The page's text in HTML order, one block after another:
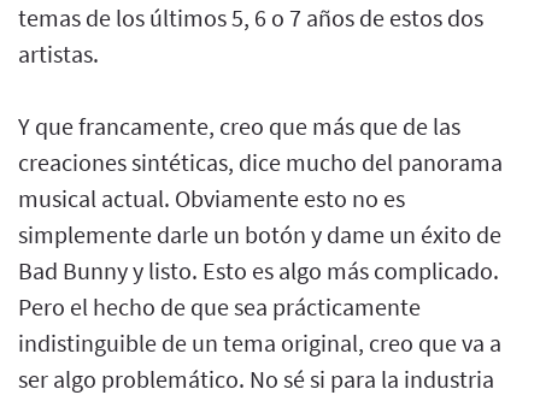
temas de los últimos 5, 6 o 7 años de estos dos
artistas.
Y que francamente, creo que más que de las
creaciones sintéticas, dice mucho del panorama
musical actual. Obviamente esto no es
simplemente darle un botón y dame un éxito de
Bad Bunny y listo. Esto es algo más complicado.
Pero el hecho de que sea prácticamente
indistinguible de un tema original, creo que va a
ser algo problemático. No sé si para la industria